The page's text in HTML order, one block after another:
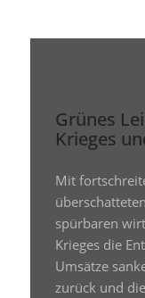
Grünes
Krieges
Mit
spürbaren
Krieges die
Umsätze
zurück und